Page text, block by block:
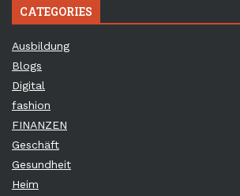
CATEGORIES
Ausbildung
Blogs
Digital
fashion
FINANZEN
Geschäft
Gesundheit
Heim